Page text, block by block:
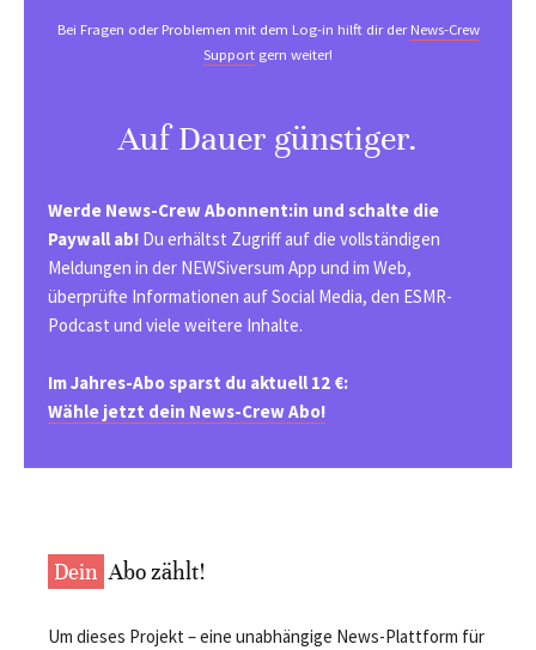
Bei Fragen oder Problemen mit dem Log-in hilft dir derNews-Crew
Support gern weiter!
Auf Dauer günstiger.
Werde News-Crew Abonnent:in und schalte die
Paywall ab! Du erhältst Zugriff auf die vollständigen
Meldungen in der NEWSiversum App und im Web,
überprüfte Informationen auf Social Media, den ESMR-
Podcast und viele weitere Inhalte.
Im Jahres-Abo sparst du aktuell 12 €:
Wähle jetzt dein News-Crew Abo!
Dein Abo zählt!
Um dieses Projekt – eine unabhängige News-Plattform für